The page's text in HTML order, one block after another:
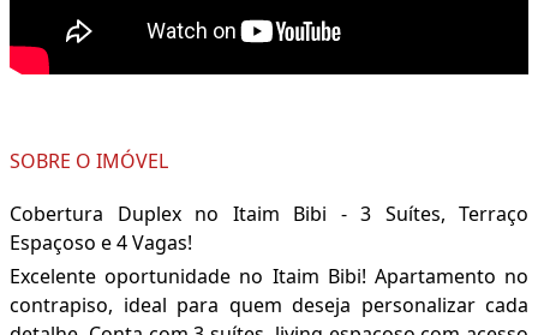
SOBRE O IMÓVEL
Cobertura Duplex no Itaim Bibi - 3 Suítes, Terraço
Espaçoso e 4 Vagas!
Excelente oportunidade no Itaim Bibi! Apartamento no
contrapiso, ideal para quem deseja personalizar cada